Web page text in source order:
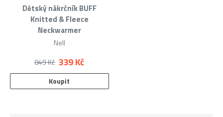
Dětský nákrčník BUFF
Knitted & Fleece
Neckwarmer
Nell
339 Kč
849 Kč
Koupit